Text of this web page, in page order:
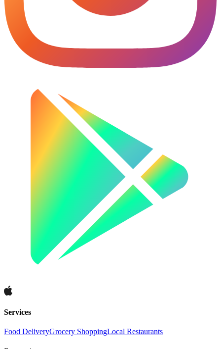
Services
Food DeliveryGrocery ShoppingLocal Restaurants